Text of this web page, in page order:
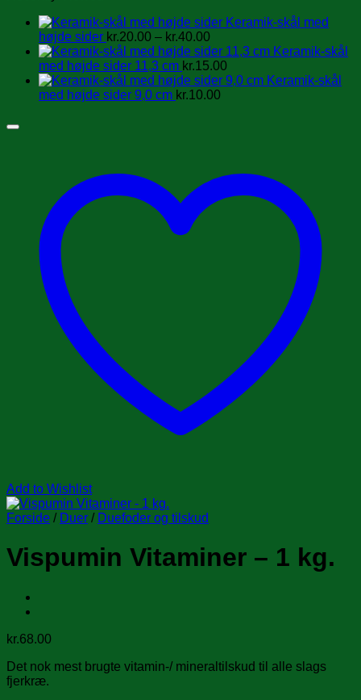
Keramik-skål med
højde sider kr.20.00 – kr.40.00Prisinterval:
kr.20.00
til
kr.40.00
Keramik-skål
med højde sider 11,3 cm kr.15.00
Keramik-skål
med højde sider 9,0 cm kr.10.00
Add to Wishlist
Forside / Duer / Duefoder og tilskud
Vispumin Vitaminer – 1 kg.
kr.68.00
Det nok mest brugte vitamin-/ mineraltilskud til alle slags
fjerkræ.